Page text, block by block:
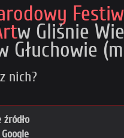
w Gliśnie
Głuchowie
nich?